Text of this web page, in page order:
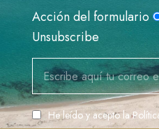
Acción del formulario
Unsubscribe
He leído y acepto la